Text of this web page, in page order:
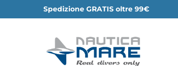
Spedizione GRATIS oltre 99€